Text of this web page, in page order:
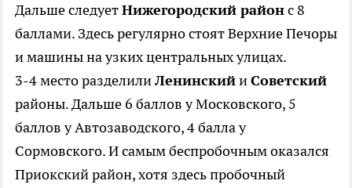
Дальше следуетНижегородский районс 8
баллами. Здесь регулярно стоят Верхние Печоры
и машины на узких центральных улицах.
3-4 место разделилиЛенинскийиСоветский
районы. Дальше 6 баллов у Московского, 5
баллов у Автозаводского, 4 балла у
Сормовского. И самым беспробочным оказался
Приокский район, хотя здесь пробочный